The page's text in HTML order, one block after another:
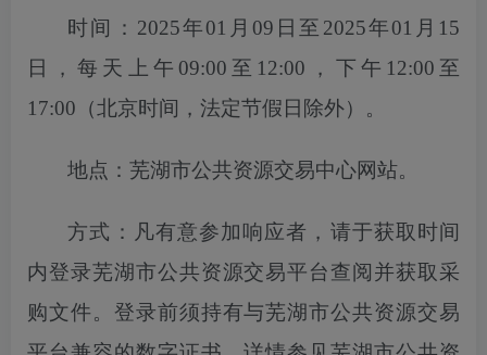
时间： 2025年01月09日至2025年01月15
日
，每天上午 09:00至12:00，下午12:00至
17:00（北京时间，法定节假日除外）。
地点：芜湖市公共资源交易中心网站。
方式：凡有意参加响应者，请于获取时间
内登录芜湖市公共资源交易平台查阅并获取采
购文件。登录前须持有与芜湖市公共资源交易